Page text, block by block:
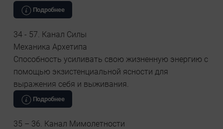
Подробнее
34 - 57. Канал Силы
Механика Архетипа
Способность усиливать свою жизненную энергию с
помощью экзистенциальной ясности для
выражения себя и выживания.
Подробнее
35 – 36. Канал Мимолетности